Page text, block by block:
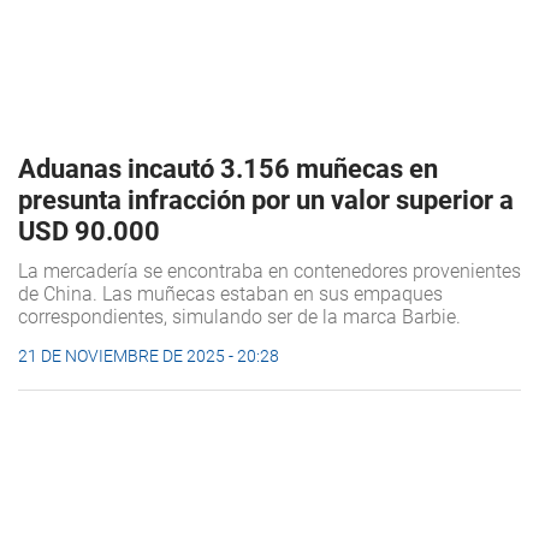
Aduanas incautó 3.156 muñecas en
presunta infracción por un valor superior a
USD 90.000
La mercadería se encontraba en contenedores provenientes
de China. Las muñecas estaban en sus empaques
correspondientes, simulando ser de la marca Barbie.
21 DE NOVIEMBRE DE 2025 - 20:28